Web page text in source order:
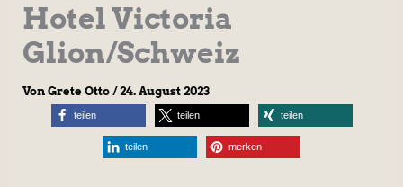
Hotel Victoria
Glion/Schweiz
Von Grete Otto /24. August 2023
teilen teilen teilen
teilen merken